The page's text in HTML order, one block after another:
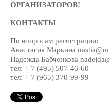
ОРГАНИЗАТОРОВ!
КОНТАКТЫ
По вопросам регистрации:
Анастасия Маркина
Надежда Бабченкова
тел: + 7 (495) 507-46-60
тел: + 7 (965) 370-99-99